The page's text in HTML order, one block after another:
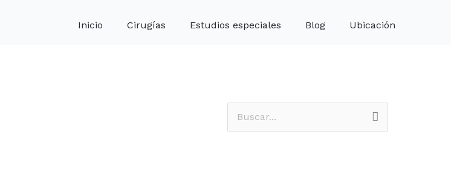
Inicio Cirugías Estudios especiales Blog Ubicación